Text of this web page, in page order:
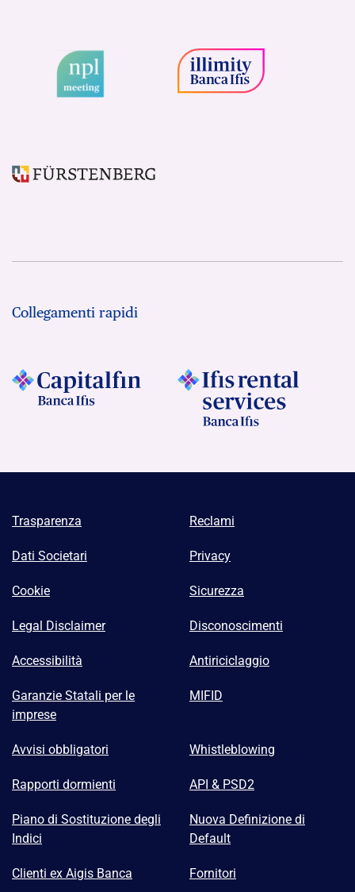
Collegamenti rapidi
Trasparenza Reclami
Dati Societari Privacy
Cookie Sicurezza
Legal Disclaimer Disconoscimenti
Accessibilità Antiriciclaggio
Garanzie Statali per le
imprese
MIFID
Avvisi obbligatori Whistleblowing
Rapporti dormienti API & PSD2
Piano di Sostituzione degli
Indici
Nuova Definizione di
Default
Clienti ex Aigis Banca Fornitori